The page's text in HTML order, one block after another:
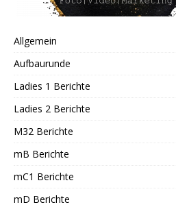
Allgemein
Aufbaurunde
Ladies 1 Berichte
Ladies 2 Berichte
M32 Berichte
mB Berichte
mC1 Berichte
mD Berichte